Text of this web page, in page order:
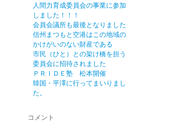
人間力育成委員会の事業に参加
しました！！！
会員会議所も最後となりました
信州まつもと空港はこの地域の
かけがいのない財産である
市民（ひと）との架け橋を担う
委員会に招待されました
ＰＲＩＤＥ塾 松本開催
韓国・平澤に行ってまいりまし
た。
コメント